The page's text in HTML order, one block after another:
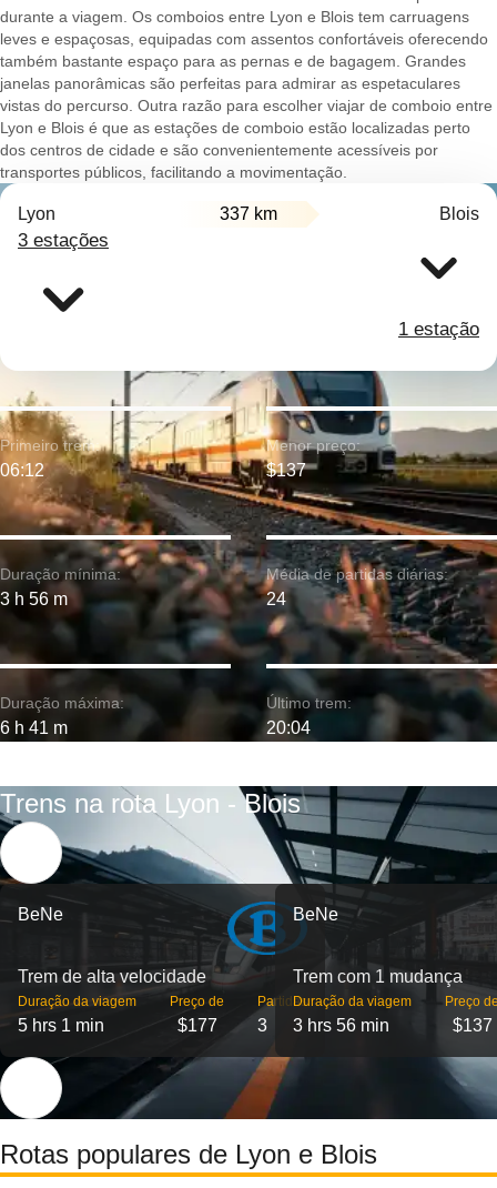
durante a viagem. Os comboios entre Lyon e Blois tem carruagens
leves e espaçosas, equipadas com assentos confortáveis oferecendo
também bastante espaço para as pernas e de bagagem. Grandes
janelas panorâmicas são perfeitas para admirar as espetaculares
vistas do percurso. Outra razão para escolher viajar de comboio entre
Lyon e Blois é que as estações de comboio estão localizadas perto
dos centros de cidade e são convenientemente acessíveis por
transportes públicos, facilitando a movimentação.
Lyon 337 km Blois
3 estações
1 estação
Duração mínima:
3 h 56 m
Primeiro trem:
06:12
Duração máxima:
6 h 41 m
Menor preço:
$137
Média de partidas diárias:
24
Último trem:
20:04
Trens na rota Lyon - Blois
BeNe
Trem de alta velocidade
Duração da viagem
5 hrs 1 min
Preço de
$177
Partidas
3
BeNe
Trem com 1 mudança
Duração da viagem
3 hrs 56 min
Preço
$137
Rotas populares de Lyon e Blois